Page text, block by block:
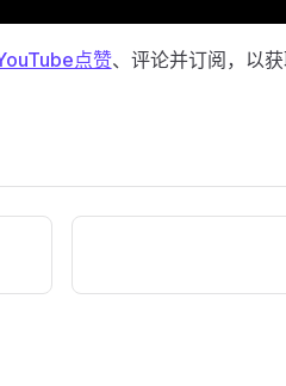
点赞、评论并订阅，以